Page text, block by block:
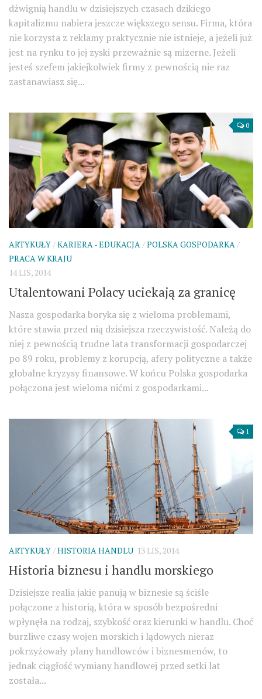
dźwignią handlu w dzisiejszych czasach dzikiego
kapitalizmu nabiera jeszcze większego sensu. Firma, która
nie korzysta z reklamy praktycznie nie istnieje, a jeżeli już
jest na rynku to jej zyski przeważnie są mizerne. Jeżeli
jesteś szefem jakiejkolwiek firmy z pewnością nie raz
zastanawiasz się...
0
ARTYKUŁY /KARIERA - EDUKACJA /POLSKA GOSPODARKA /
PRACA W KRAJU
14 LIS, 2014
Utalentowani Polacy uciekają za granicę
Nasza gospodarka boryka się z wieloma problemami,
które stawia przed nią dzisiejsza rzeczywistość. Należą do
niej z pewnością trudne lata transformacji gospodarczej
po 89 roku, problemy z korupcją, afery polityczne a także
globalne kryzysy finansowe. W końcu Polska gospodarka
połączona jest wieloma nićmi z gospodarkami...
1
ARTYKUŁY /HISTORIA HANDLU 13 LIS, 2014
Historia biznesu i handlu morskiego
Dzisiejsze realia jakie panują w biznesie są ściśle
połączone z historią, która w sposób bezpośredni
wpłynęła na rodzaj, szybkość oraz kierunki w handlu. Choć
burzliwe czasy wojen morskich i lądowych nieraz
pokrzyżowały plany handlowców i biznesmenów, to
jednak ciągłość wymiany handlowej przed setki lat
została...